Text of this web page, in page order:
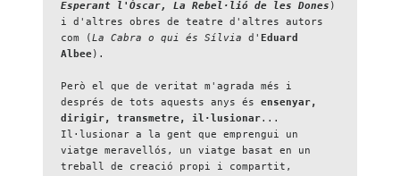
Esperant l'Òscar, La Rebel·lió de les Dones )
i d'altres obres de teatre d'altres autors
com (La Cabra o qui és Sílvia d' Eduard
Albee).
Però el que de veritat m'agrada més i
després de tots aquests anys és ensenyar,
dirigir, transmetre, il·lusionar...
Il·lusionar a la gent que emprengui un
viatge meravellós, un viatge basat en un
treball de creació propi i compartit,